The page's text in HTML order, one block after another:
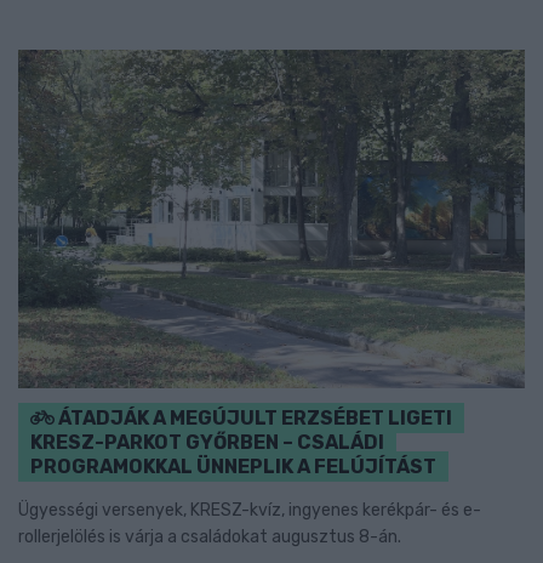
ÁTADJÁK A MEGÚJULT ERZSÉBET LIGETI
KRESZ-PARKOT GYŐRBEN – CSALÁDI
PROGRAMOKKAL ÜNNEPLIK A FELÚJÍTÁST
Ügyességi versenyek, KRESZ-kvíz, ingyenes kerékpár- és e-
rollerjelölés is várja a családokat augusztus 8-án.